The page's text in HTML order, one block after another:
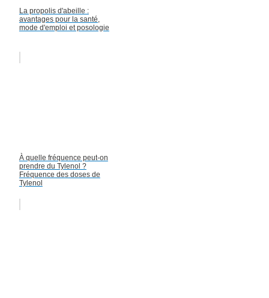
La propolis d'abeille :
avantages pour la santé,
mode d'emploi et posologie
À quelle fréquence peut-on
prendre du Tylenol ?
Fréquence des doses de
Tylenol